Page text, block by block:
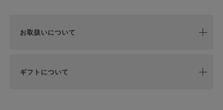
お取扱いについて
ギフトについて